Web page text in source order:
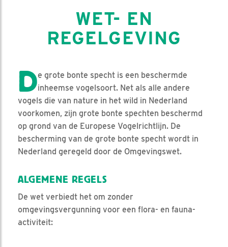
WET- EN
REGELGEVING
De grote bonte specht is een beschermde
inheemse vogelsoort. Net als alle andere
vogels die van nature in het wild in Nederland
voorkomen, zijn grote bonte spechten beschermd
op grond van de Europese Vogelrichtlijn. De
bescherming van de grote bonte specht wordt in
Nederland geregeld door de Omgevingswet.
ALGEMENE REGELS
De wet verbiedt het om zonder
omgevingsvergunning voor een flora- en fauna-
activiteit: